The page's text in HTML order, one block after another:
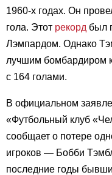
1960-х годах. Он
гола. Этот рекорд был
Лэмпардом. Однако
лучшим бомбардиром
с 164 голами.
В официальном
«Футбольный клуб
сообщает о потере
игроков — Бобби
последние годы